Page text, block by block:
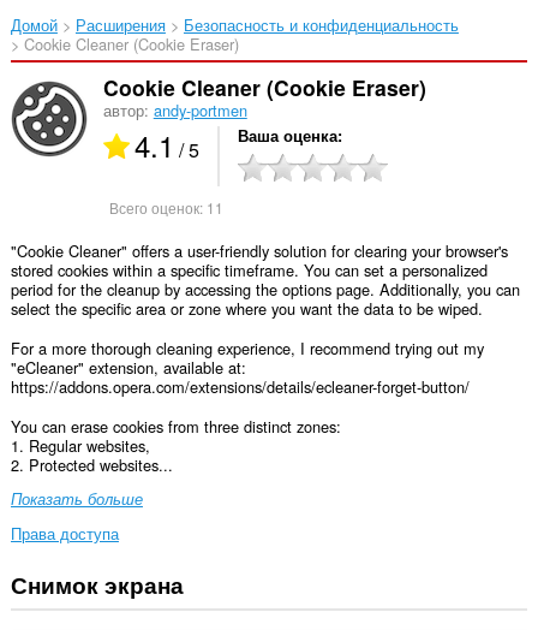
Домой Расширения
Безопасность и конфиденциальность
Cookie Cleaner (Cookie Eraser)‎
Cookie Cleaner (Cookie Eraser)
автор: andy-portmen
4.1 / 5 Ваша оценка
Всего оценок: 11
"Cookie Cleaner" offers a user-friendly solution for clearing your browser's
stored cookies within a specific timeframe. You can set a personalized
period for the cleanup by accessing the options page. Additionally, you can
select the specific area or zone where you want the data to be wiped.
For a more thorough cleaning experience, I recommend trying out my
"eCleaner" extension, available at:
https://addons.opera.com/extensions/details/ecleaner-forget-button/
You can erase cookies from three distinct zones:
1. Regular websites,
2. Protected websites...
Показать больше
Права доступа
This
extension
Снимок экрана